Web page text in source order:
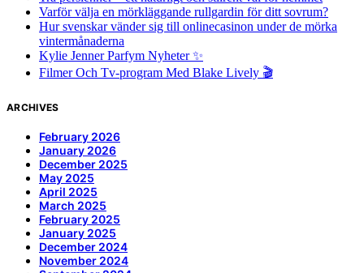
Varför välja en mörkläggande rullgardin för ditt sovrum?
Hur svenskar vänder sig till onlinecasinon under de mörka
vintermånaderna
Kylie Jenner Parfym Nyheter ✨
Filmer Och Tv-program Med Blake Lively 🎬
ARCHIVES
February 2026
January 2026
December 2025
May 2025
April 2025
March 2025
February 2025
January 2025
December 2024
November 2024